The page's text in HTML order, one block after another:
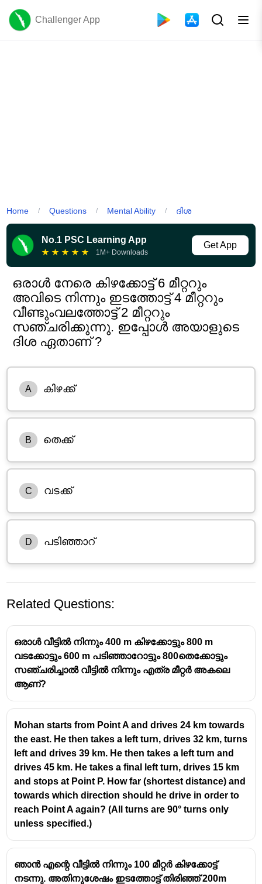
Challenger App
Home / Questions / Mental Ability / ദിശ
No.1 PSC Learning App
★ ★ ★ ★ ★ 1M+ Downloads
Get App
ഒരാൾ നേരെ കിഴക്കോട്ട് 6 മീറ്ററും
അവിടെ നിന്നും ഇടത്തോട്ട് 4 മീറ്ററും
വീണ്ടുംവലത്തോട്ട് 2 മീറ്ററും
സഞ്ചരിക്കുന്നു. ഇപ്പോൾ അയാളുടെ
ദിശ ഏതാണ് ?
A കിഴക്ക്
B തെക്ക്
C വടക്ക്
D പടിഞ്ഞാറ്
Related Questions:
ഒരാൾ വീട്ടിൽ നിന്നും 400 m കിഴക്കോട്ടും 800 m
വടക്കോട്ടും 600 m പടിഞ്ഞാറോട്ടും 800തെക്കോട്ടും
സഞ്ചരിച്ചാൽ വീട്ടിൽ നിന്നും എത്ര മീറ്റർ അകലെ
ആണ്?
Mohan starts from Point A and drives 24 km towards
the east. He then takes a left turn, drives 32 km, turns
left and drives 39 km. He then takes a left turn and
drives 45 km. He takes a final left turn, drives 15 km
and stops at Point P. How far (shortest distance) and
towards which direction should he drive in order to
reach Point A again? (All turns are 90° turns only
unless specified.)
ഞാൻ എന്റെ വീട്ടിൽ നിന്നും 100 മീറ്റർ കിഴക്കോട്ട്
നടന്നു. അതിനുശേഷം ഇടത്തോട്ട് തിരിഞ്ഞ് 200m